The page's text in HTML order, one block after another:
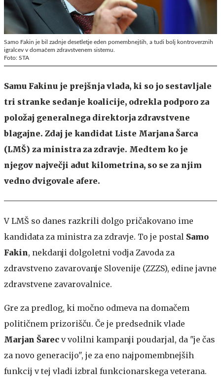
Samo Fakin je bil zadnje desetletje eden pomembnejših, a tudi bolj kontroverznih
igralcev v domačem zdravstvenem sistemu.
Foto: STA
Samu Fakinu je prejšnja vlada, ki so jo sestavljale
tri stranke sedanje koalicije, odrekla podporo za
položaj generalnega direktorja zdravstvene
blagajne. Zdaj je kandidat Liste Marjana Šarca
(LMŠ) za ministra za zdravje. Medtem ko je
njegov največji adut kilometrina, so se za njim
vedno dvigovale afere.
V LMŠ so danes razkrili dolgo pričakovano ime
kandidata za ministra za zdravje. To je postal Samo
Fakin, nekdanji dolgoletni vodja Zavoda za
zdravstveno zavarovanje Slovenije (ZZZS), edine javne
zdravstvene zavarovalnice.
Gre za predlog, ki močno odmeva na domačem
političnem prizorišču. Če je predsednik vlade
Marjan Šarec v volilni kampanji poudarjal, da "je čas
za novo generacijo", je za eno najpomembnejših
funkcij v tej vladi izbral funkcionarskega veterana.